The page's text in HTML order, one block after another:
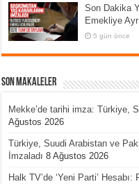
Son Dakika
Emekliye
5 gün önce
Son Makaleler
Mekke’de tarihi imza: Türkiye,
Ağustos 2026
Türkiye, Suudi Arabistan ve
İmzaladı 8 Ağustos 2026
Halk TV’de ‘Yeni Parti’